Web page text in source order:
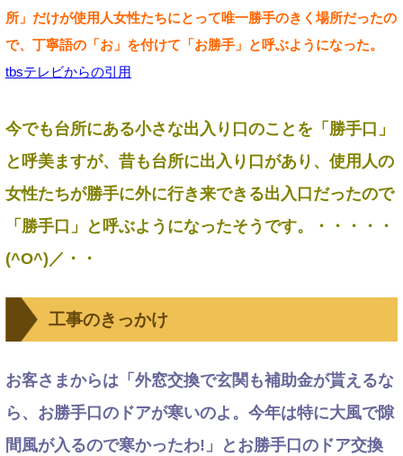
所」だけが使用人女性たちにとって唯一勝手のきく場所だったの
で、丁寧語の「お」を付けて「お勝手」と呼ぶようになった。
tbsテレビからの引用
今でも台所にある小さな出入り口のことを「勝手口」
と呼美ますが、昔も台所に出入り口があり、使用人の
女性たちが勝手に外に行き来できる出入口だったので
「勝手口」と呼ぶようになったそうです。・・・・・
(^O^)／・・
工事のきっかけ
お客さまからは「外窓交換で玄関も補助金が貰えるな
ら、お勝手口のドアが寒いのよ。今年は特に大風で隙
間風が入るので寒かったわ!」とお勝手口のドア交換